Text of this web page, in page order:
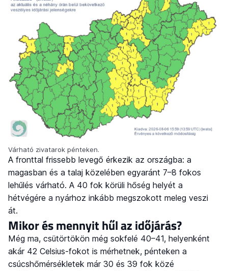
Várható zivatarok pénteken.
A fronttal frissebb levegő érkezik az országba: a
magasban és a talaj közelében egyaránt 7–8 fokos
lehűlés várható. A 40 fok körüli hőség helyét a
hétvégére a nyárhoz inkább megszokott meleg veszi
át.
Mikor és mennyit hűl az időjárás?
Még ma, csütörtökön még sokfelé 40–41, helyenként
akár 42 Celsius-fokot is mérhetnek, pénteken a
csúcshőmérsékletek már 30 és 39 fok közé